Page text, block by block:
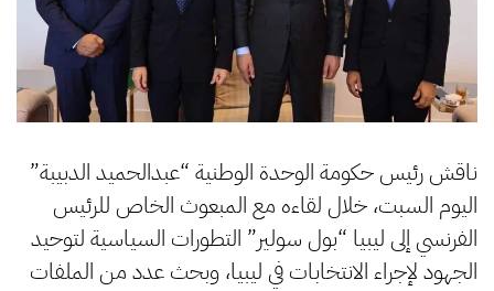
ناقش رئيس حكومة الوحدة الوطنية “عبدالحميد الدبيبة”
اليوم السبت، خلال لقاءه مع المبعوث الخاص للرئيس
الفرنسي إلى ليبيا “بول سولير” التطورات السياسية لتوحيد
الجهود لإجراء الانتخابات في ليبيا، وبحث عدد من الملفات